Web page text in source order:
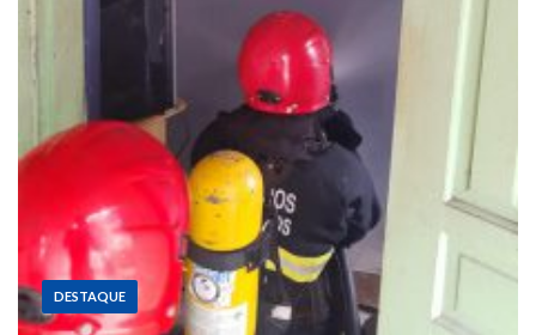
DESTAQUE